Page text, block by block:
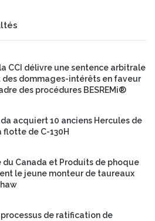
CCI délivre une sentence arbitrale
dommages-intérêts en faveur
des procédures BESREMi®
acquiert 10 anciens Hercules de
flotte de C-130H
du Canada et Produits de phoque
le jeune monteur de taureaux
de ratification de